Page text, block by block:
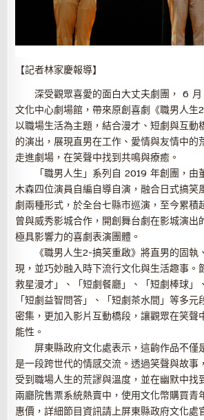
【記者林家慶報導】
深受觀眾喜愛的面白大丈夫劇團， 6 月
文化中心劇場館，帶來原創喜劇《職男人生
以職場生活為主題，結合漫才、短劇與互動
的演出，展現直男在工作、愛情與友情中的
走進劇場，在笑聲中找到共鳴與療癒。
「職男人生」系列自 2019 年創團，由
木森四位演員自編自導自演，融合日式搞笑
劇兩種形式，於全台七縣市巡演，至今累積
曾與威秀影城合作，開創舞台劇在影城演出
極具影響力的喜劇表演團體。
《職男人生2-搞笑重啟》將直男的固執
現，並巧妙融入時下流行文化與生活趣事。
救星漫才」、「短劇餐廳」、「短劇棒球」
「短劇益智問答」、「短劇茶水間」等多
密集，更加入影片互動橋段，讓觀眾在笑聲
能性。
屏東縣政府文化處表示，這齣作品不僅
是一段跨世代的情感交流。透過笑聲與故事
受到職場人生的荒謬與溫度，並在幽默中找
兩廳院售票系統熱賣中，使用文化幣購買青
惠價，詳細節目資訊請上屏東縣政府文化處